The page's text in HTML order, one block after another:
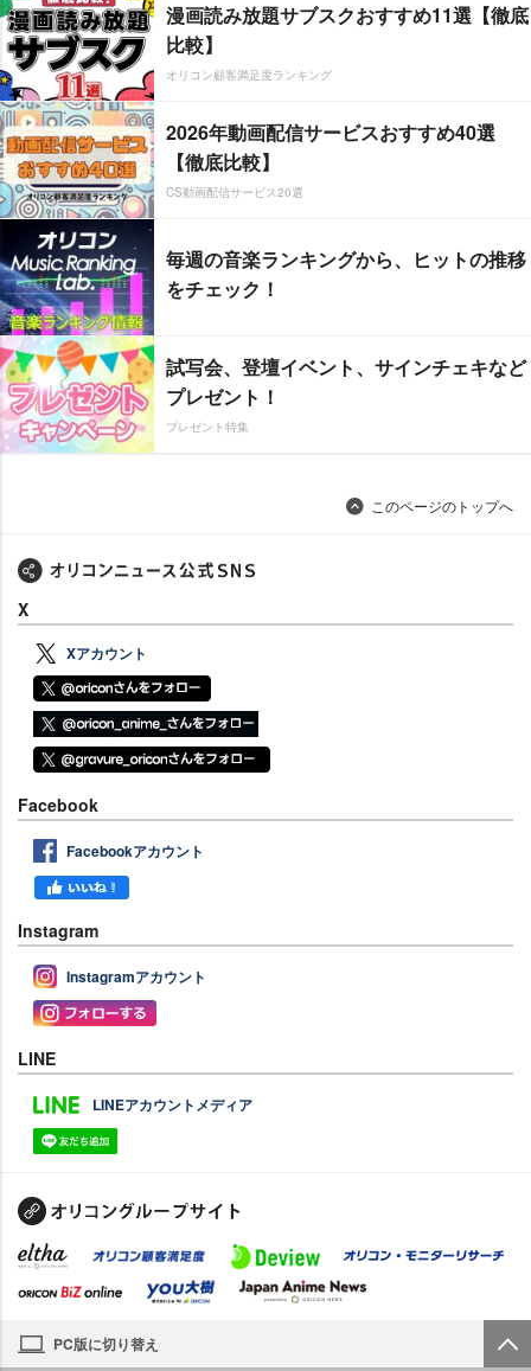
漫画読み放題サブスクおすすめ11選【徹底
比較】
オリコン顧客満足度ランキング
2026年動画配信サービスおすすめ40選
【徹底比較】
CS動画配信サービス20選
毎週の音楽ランキングから、ヒットの推移
をチェック！
試写会、登壇イベント、サインチェキなど
プレゼント！
プレゼント特集
このページのトップへ
X
Xアカウント
Facebook
Facebookアカウント
Instagram
Instagramアカウント
LINE
LINEアカウントメディア
PC版に切り替え